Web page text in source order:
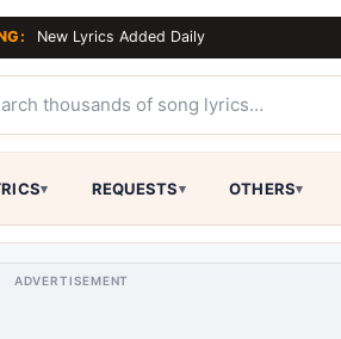
New Lyrics Added Daily
REQUESTS OTHERS
ADVERTISEMENT